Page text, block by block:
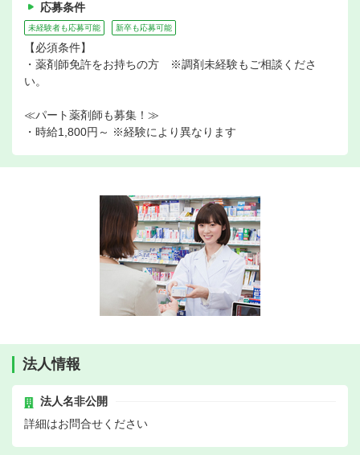
応募条件
未経験者も応募可能 新卒も応募可能
【必須条件】
・薬剤師免許をお持ちの方 ※調剤未経験もご相談くださ
い。
≪パート薬剤師も募集！≫
・時給1,800円～ ※経験により異なります
法人情報
法人名非公開
詳細はお問合せください